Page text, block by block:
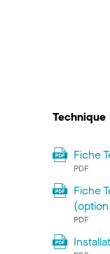
Technique
Fiche
PDF
Fiche
PDF